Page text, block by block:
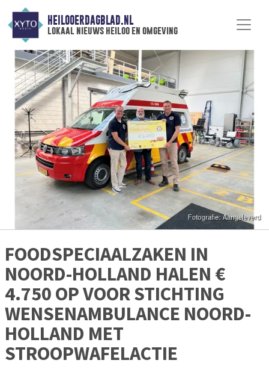
HEILOOERDAGBLAD.NL
lokaal nieuws heiloo en omgeving
FOODSPECIAALZAKEN IN
NOORD-HOLLAND HALEN €
4.750 OP VOOR STICHTING
WENSENAMBULANCE NOORD-
HOLLAND MET
STROOPWAFELACTIE